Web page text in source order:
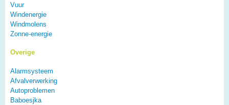
Vuur
Windenergie
Windmolens
Zonne-energie
Overige
Alarmsysteem
Afvalverwerking
Autoproblemen
Baboesjka